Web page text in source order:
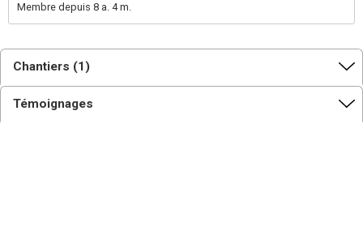
Membre depuis 8 a. 4 m.
Chantiers (1)
Témoignages